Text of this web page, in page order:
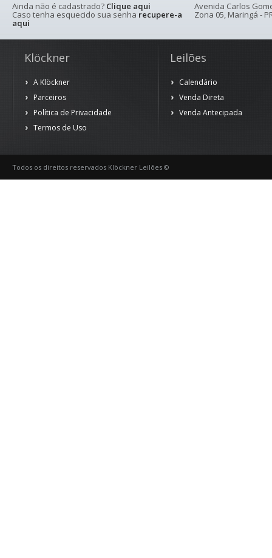
Ainda não é cadastrado? Clique aqui
Caso tenha esquecido sua senha recupere-a
aqui
Avenida Carlos
Zona 05, Maringá -
Klöckner
A Klöckner
Parceiros
Política de Privacidade
Termos de Uso
Leilões
Calendário
Venda Direta
Venda Antecipada
Todos os direitos reservados Klöckner Leilões ©